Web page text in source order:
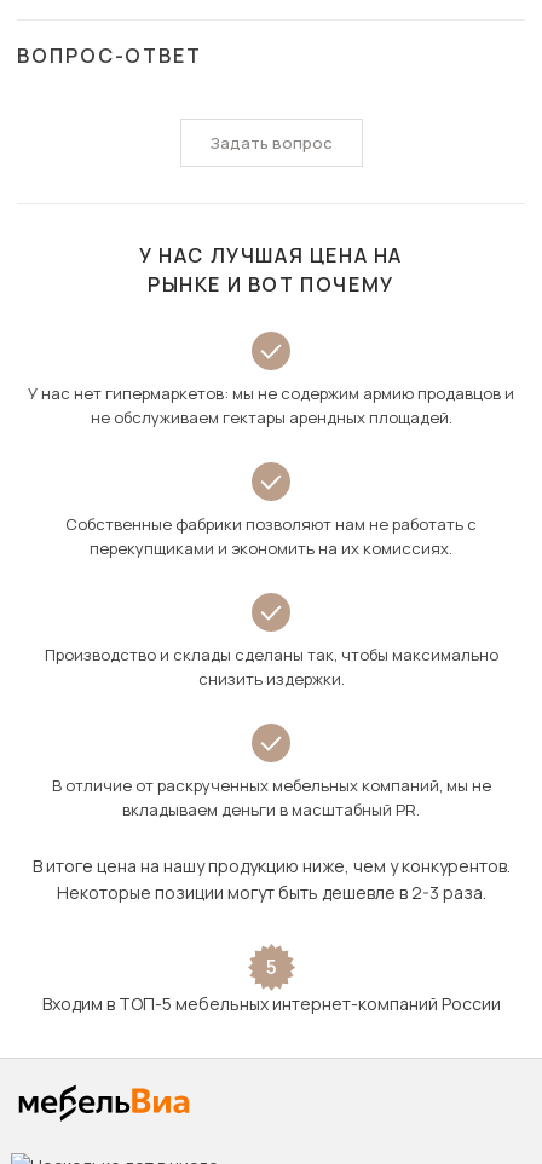
ВОПРОС-ОТВЕТ
Задать вопрос
У НАС ЛУЧШАЯ ЦЕНА НА
РЫНКЕ И ВОТ ПОЧЕМУ
У нас нет гипермаркетов: мы не содержим армию продавцов и
не обслуживаем гектары арендных площадей.
Собственные фабрики позволяют нам не работать с
перекупщиками и экономить на их комиссиях.
Производство и склады сделаны так, чтобы максимально
снизить издержки.
В отличие от раскрученных мебельных компаний, мы не
вкладываем деньги в масштабный PR.
В итоге цена на нашу продукцию ниже, чем у конкурентов.
Некоторые позиции могут быть дешевле в 2-3 раза.
5
Входим в ТОП-5 мебельных интернет-компаний России